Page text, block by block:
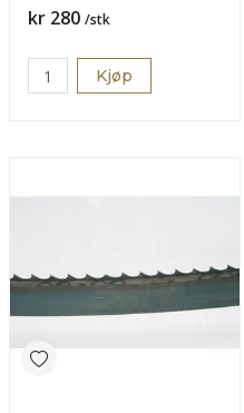
Pris
kr 280 /stk
Kjøp